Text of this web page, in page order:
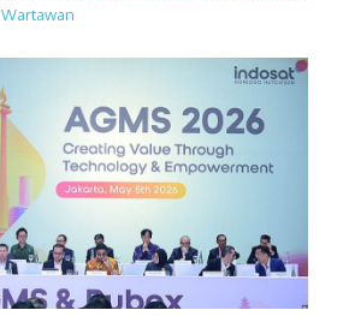
Wartawan